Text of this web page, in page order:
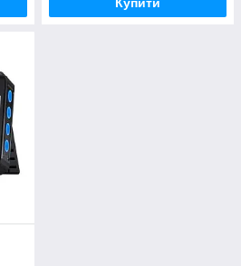
Купити